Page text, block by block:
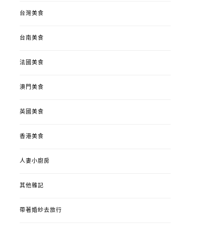
台灣美食
台南美食
法國美食
澳門美食
英國美食
香港美食
人妻小廚房
其他雜記
帶著婚紗去旅行